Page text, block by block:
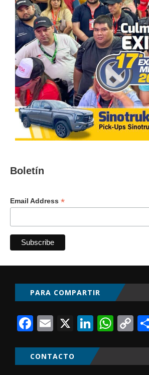
Boletín
Email Address *
PARA COMPARTIR
Facebook
Email
X
CONTACTO